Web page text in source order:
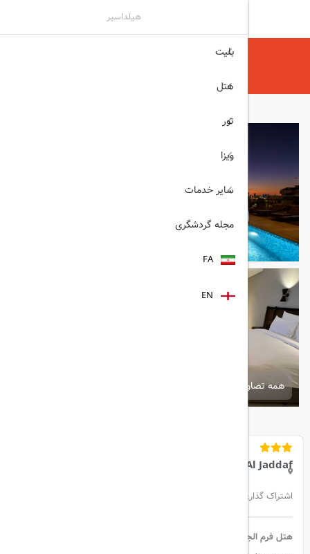
هیلداسیر
همه تصاویر
Form Hotel Al Jaddaf
اشتراک گذاری:
هتل فرم الجداف دبی – اقامت مدرن با طراحی خاص و امکانات
هیلداسیر
بلیت
هتل
تور
ویزا
سایر خدمات
مجله گردشگری
FA
EN